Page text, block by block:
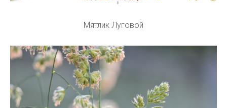
Мятлик Луговой